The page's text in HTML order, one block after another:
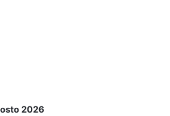
2026